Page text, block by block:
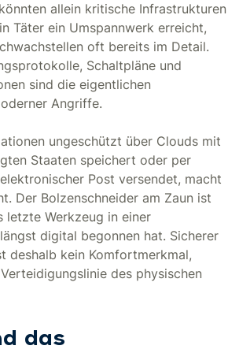
allein kritische Infrastrukturen
Täter ein Umspannwerk erreicht,
oft bereits im Detail.
Schaltpläne und
sind die eigentlichen
Angriffe.
ungeschützt über Clouds mit
Staaten speichert oder per
Post versendet, macht
Der Bolzenschneider am Zaun ist
letzte Werkzeug in einer
digital begonnen hat. Sicherer
deshalb kein Komfortmerkmal,
des physischen
das